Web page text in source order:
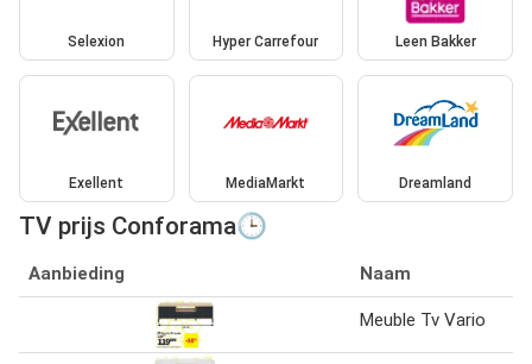
Selexion Hyper Carrefour Leen Bakker
Exellent MediaMarkt Dreamland
TV prijs Conforama🕒
Aanbieding Naam
Meuble Tv Vario